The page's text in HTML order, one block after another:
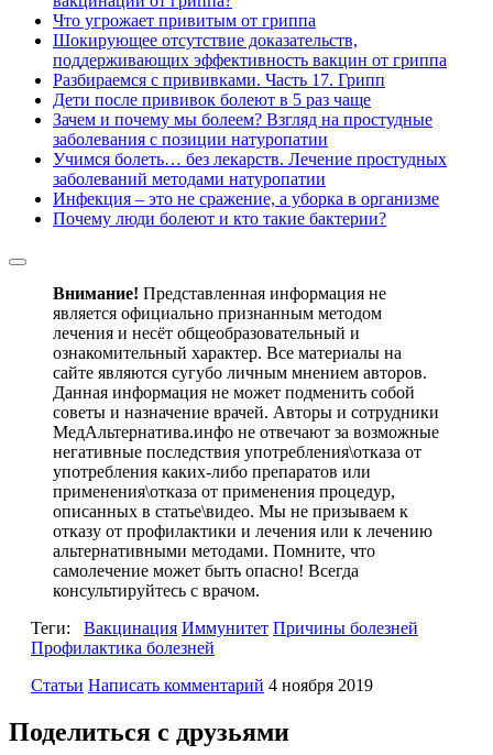
Что угрожает привитым от гриппа
Шокирующее отсутствие доказательств,
поддерживающих эффективность вакцин от гриппа
Разбираемся с прививками. Часть 17. Грипп
Дети после прививок болеют в 5 раз чаще
Зачем и почему мы болеем? Взгляд на простудные
заболевания с позиции натуропатии
Учимся болеть… без лекарств. Лечение простудных
заболеваний методами натуропатии
Инфекция – это не сражение, а уборка в организме
Почему люди болеют и кто такие бактерии?
Внимание! Представленная информация не
является официально признанным методом
лечения и несёт общеобразовательный и
ознакомительный характер. Все материалы на
сайте являются сугубо личным мнением авторов.
Данная информация не может подменить собой
советы и назначение врачей. Авторы и сотрудники
МедАльтернатива.инфо не отвечают за возможные
негативные последствия употребления\отказа от
употребления каких-либо препаратов или
применения\отказа от применения процедур,
описанных в статье\видео. Мы не призываем к
отказу от профилактики и лечения или к лечению
альтернативными методами. Помните, что
самолечение может быть опасно! Всегда
консультируйтесь с врачом.
Теги: Вакцинация Иммунитет Причины болезней
Профилактика болезней
Статьи Написать комментарий 4 ноября 2019
Поделиться с друзьями